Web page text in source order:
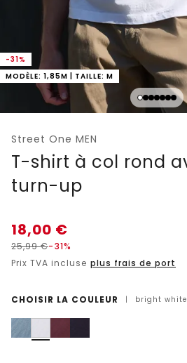
-31%
MODÈLE: 1,85M | TAILLE: M
Street One MEN
T-shirt à col rond
turn-up
18,00 €
25,99€-31%
Prix TVA incluse plus frais de port
CHOISIR LA COULEUR | bright white